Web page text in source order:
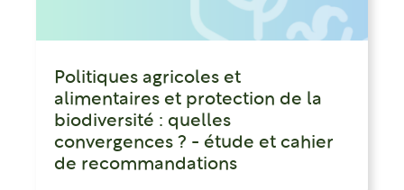
Politiques agricoles et
alimentaires et protection de la
biodiversité : quelles
convergences ? - étude et cahier
de recommandations